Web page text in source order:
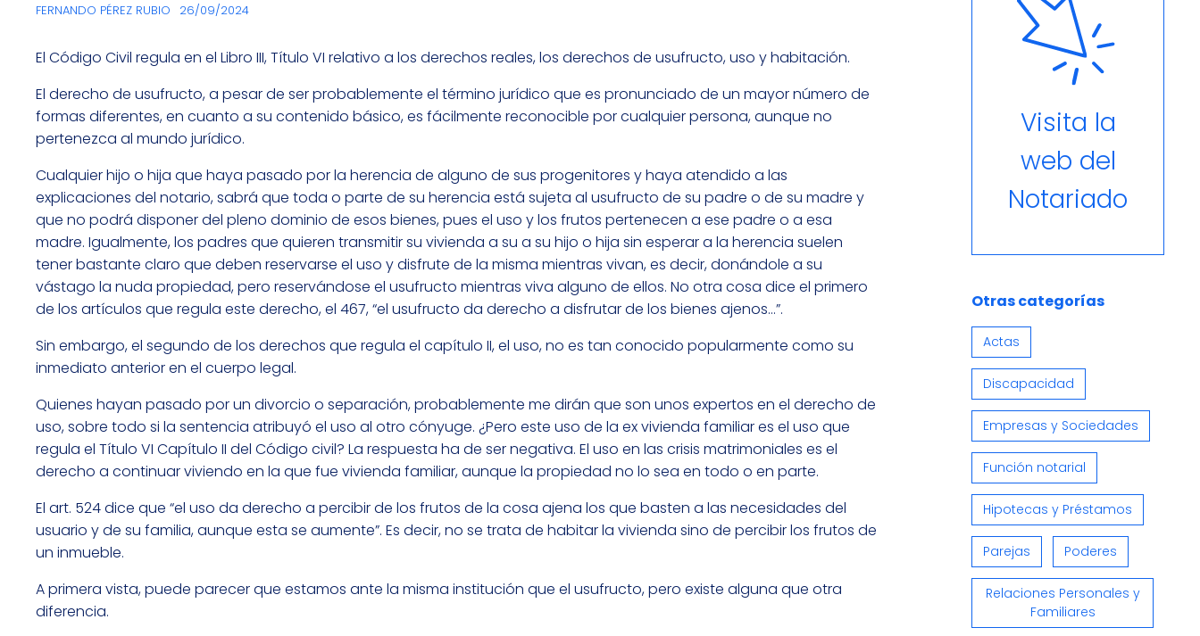
FERNANDO PÉREZ RUBIO 26/09/2024
El Código Civil regula en el Libro III, Título VI relativo a los derechos reales, los derechos de usufructo, uso y habitación.
El derecho de usufructo, a pesar de ser probablemente el término jurídico que es pronunciado de un mayor número de
formas diferentes, en cuanto a su contenido básico, es fácilmente reconocible por cualquier persona, aunque no
pertenezca al mundo jurídico.
Cualquier hijo o hija que haya pasado por la herencia de alguno de sus progenitores y haya atendido a las
explicaciones del notario, sabrá que toda o parte de su herencia está sujeta al usufructo de su padre o de su madre y
que no podrá disponer del pleno dominio de esos bienes, pues el uso y los frutos pertenecen a ese padre o a esa
madre. Igualmente, los padres que quieren transmitir su vivienda a su a su hijo o hija sin esperar a la herencia suelen
tener bastante claro que deben reservarse el uso y disfrute de la misma mientras vivan, es decir, donándole a su
vástago la nuda propiedad, pero reservándose el usufructo mientras viva alguno de ellos. No otra cosa dice el primero
de los artículos que regula este derecho, el 467, “el usufructo da derecho a disfrutar de los bienes ajenos…”.
Sin embargo, el segundo de los derechos que regula el capítulo II, el uso, no es tan conocido popularmente como su
inmediato anterior en el cuerpo legal.
Quienes hayan pasado por un divorcio o separación, probablemente me dirán que son unos expertos en el derecho de
uso, sobre todo si la sentencia atribuyó el uso al otro cónyuge. ¿Pero este uso de la ex vivienda familiar es el uso que
regula el Título VI Capítulo II del Código civil? La respuesta ha de ser negativa. El uso en las crisis matrimoniales es el
derecho a continuar viviendo en la que fue vivienda familiar, aunque la propiedad no lo sea en todo o en parte.
El art. 524 dice que “el uso da derecho a percibir de los frutos de la cosa ajena los que basten a las necesidades del
usuario y de su familia, aunque esta se aumente”. Es decir, no se trata de habitar la vivienda sino de percibir los frutos de
un inmueble.
A primera vista, puede parecer que estamos ante la misma institución que el usufructo, pero existe alguna que otra
diferencia.
Visita la
web del
Notariado
Otras categorías
Actas
Discapacidad
Empresas y Sociedades
Función notarial
Hipotecas y Préstamos
Parejas Poderes
Relaciones Personales y
Familiares